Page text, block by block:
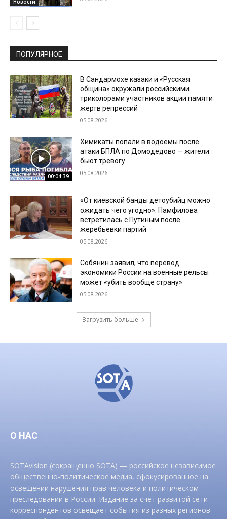
Новости
ПОПУЛЯРНОЕ
В Сандармохе казаки и «Русская
община» окружали российскими
триколорами участников акции памяти
жертв репрессий
05.08.2026
00:04:39
Химикаты попали в водоемы после
атаки БПЛА по Домодедово — жители
бьют тревогу
05.08.2026
«От киевской банды детоубийц можно
ожидать чего угодно». Памфилова
встретилась с Путиным после
жеребьевки партий
05.08.2026
Собянин заявил, что перевод
экономики России на военные рельсы
может «убить вообще страну»
05.08.2026
Загрузить больше
О НАС
SOTAvision (сокращенно SOTA) — российское независимое
общественно-политическое медиа, сфокусированное на
освещении нарушения прав человека и политическом
преследовании в России. Издание за счет развитой сети
корреспондентов освещает события из разных регионов